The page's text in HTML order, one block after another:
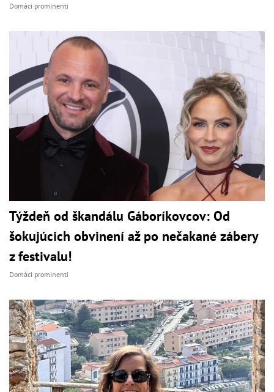
Domáci prominenti
Týždeň od škandálu Gáboríkovcov: Od
šokujúcich obvinení až po nečakané zábery
z festivalu!
Domáci prominenti